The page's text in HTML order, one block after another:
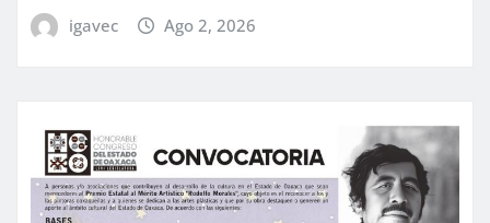
igavec Ago 2, 2026